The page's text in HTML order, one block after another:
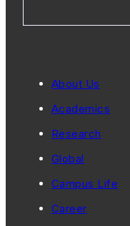
About Us
Academics
Research
Global
Campus Life
Career